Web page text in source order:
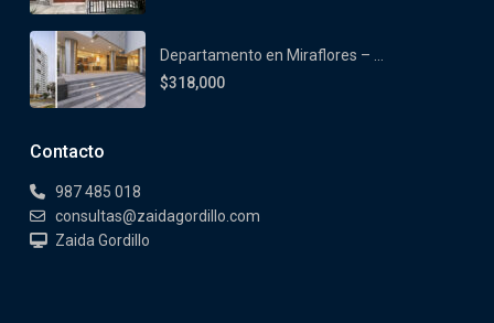
Departamento en Miraflores – ...
$318,000
Contacto
987 485 018
consultas@zaidagordillo.com
Zaida Gordillo